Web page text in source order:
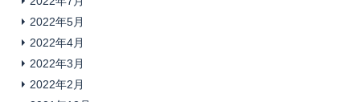
2022年5月
2022年4月
2022年3月
2022年2月